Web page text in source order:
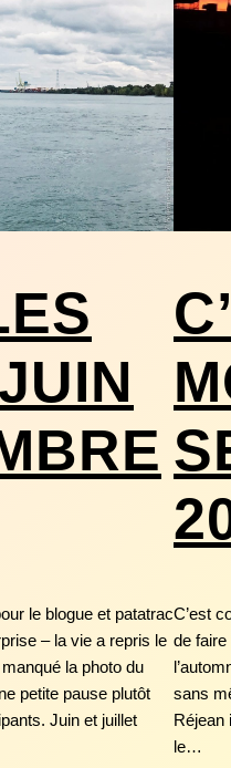
le blogue et patatrac
– la vie a repris le
la photo du
petite pause plutôt
Juin et juillet
C’est
de
sans
Réjean
le…